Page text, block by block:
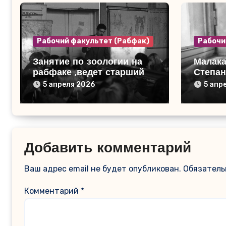
Рабочий факультет (Рабфак)
Занятие по зоологии на
рабфаке ,ведет старший
преподаватель Кибардин
В.М.
5 апреля 2026 5
Добавить комментарий
Ваш адрес email не будет опубликован.
Комментарий *